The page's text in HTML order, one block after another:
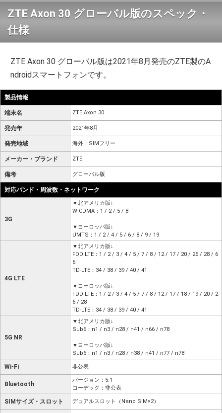
ZTE Axon 30 グローバル版のスペック・
仕様
ZTE Axon 30 グローバル版は2021年8月発売のZTE製のA
ndroidスマートフォンです。
製品情報
端末名 ZTE Axon 30
発売年 2021年8月
発売地域 海外：SIMフリー
メーカー・ブランド ZTE
備考 グローバル版
対応バンド・周波数・ネットワーク
3G
▼北アメリカ版↓
W-CDMA：1 / 2 / 5 / 8
▼ヨーロッパ版↓
UMTS：1 / 2 / 4 / 5 / 6 / 8 / 9 / 19
4G LTE
▼北アメリカ版↓
FDD LTE：1 / 2 / 3 / 4 / 5 / 7 / 8 / 12 / 17 / 20 / 26 / 28 / 6
6
TD-LTE：34 / 38 / 39 / 40 / 41
▼ヨーロッパ版↓
FDD LTE：1 / 2 / 3 / 4 / 5 / 7 / 8 / 12 / 17 / 18 / 19 / 20 / 2
6 / 28
TD-LTE：34 / 38 / 39 / 40 / 41
5G NR
▼北アメリカ版↓
Sub6：n1 / n3 / n28 / n41 / n66 / n78
▼ヨーロッパ版↓
Sub6：n1 / n3 / n28 / n38 / n41 / n77 / n78
Wi-Fi 非公表
Bluetooth
バージョン：5.1
コーデック：非公表
SIMサイズ・スロット デュアルスロット（Nano SIM×2）